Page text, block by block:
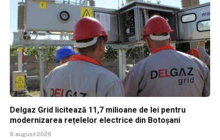
Delgaz Grid licitează 11,7 milioane de lei pentru
modernizarea rețelelor electrice din Botoșani
6 august 2026